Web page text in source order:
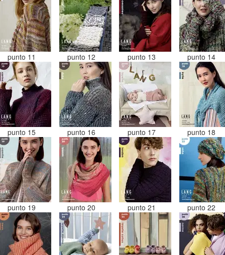
punto 11 punto 12 punto 13 punto 14
punto 15 punto 16 punto 17 punto 18
punto 19 punto 20 punto 21 punto 22